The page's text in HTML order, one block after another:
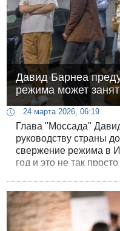
Давид Барнеа
режима может
24 марта 2026, 06:19
Глава "Моссада"
руководству страны
свержение режима в
год и это не так